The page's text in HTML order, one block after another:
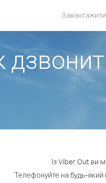
Завантажити
Із Viber Out ви
Телефонуйте на будь-